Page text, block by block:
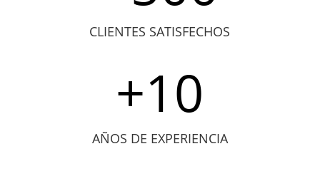
CLIENTES SATISFECHOS
+10
AÑOS DE EXPERIENCIA